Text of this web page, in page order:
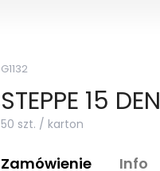
G1132
STEPPE 15 DEN
50 szt. / karton
Zamówienie Info